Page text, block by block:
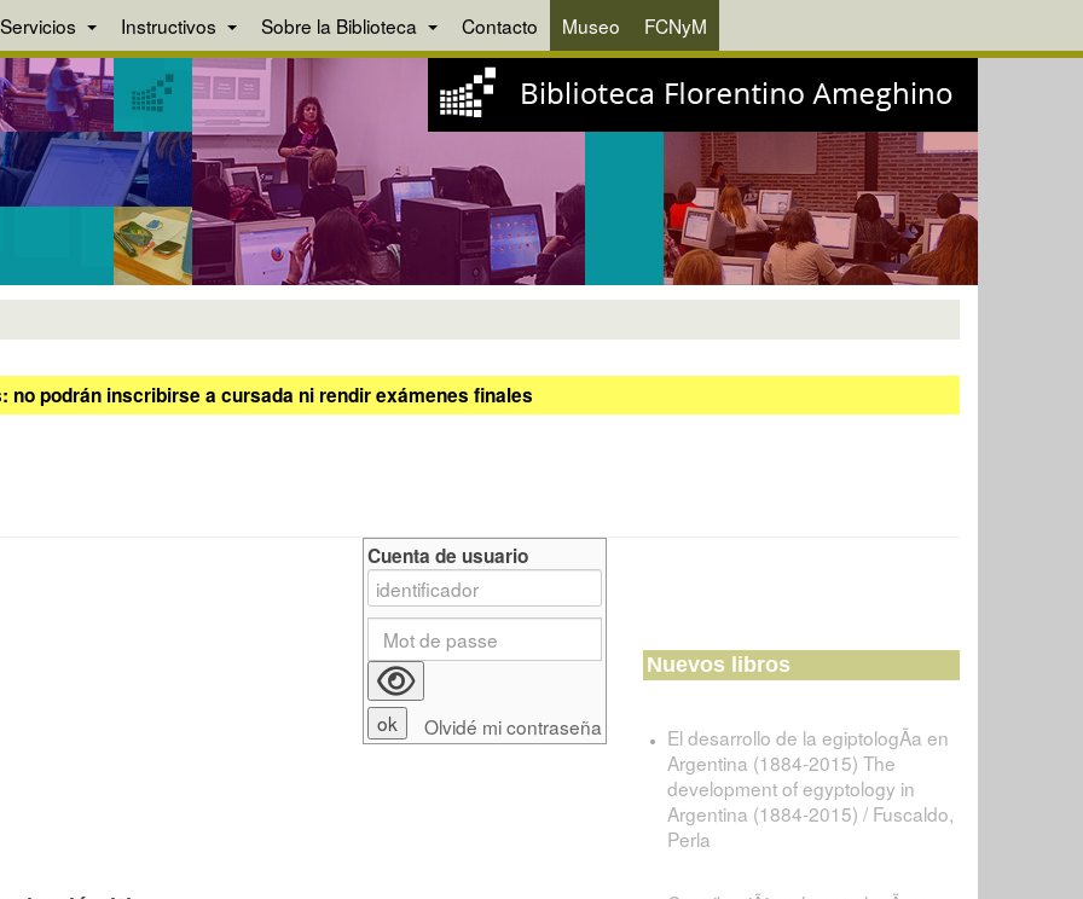
Servicios Instructivos Sobre la Biblioteca Contacto Museo FCNyM
podrán inscribirse a cursada ni rendir exámenes finales
Cuenta de usuario
Olvidé mi contraseña
Nuevos libros
El desarrollo de la egiptologÃ­a en
Argentina (1884-2015) The
development of egyptology in
Argentina (1884-2015) / Fuscaldo,
Perla